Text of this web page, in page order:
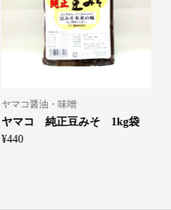
ヤマコ醤油・味噌
ヤマコ 純正豆みそ 1kg袋
¥440